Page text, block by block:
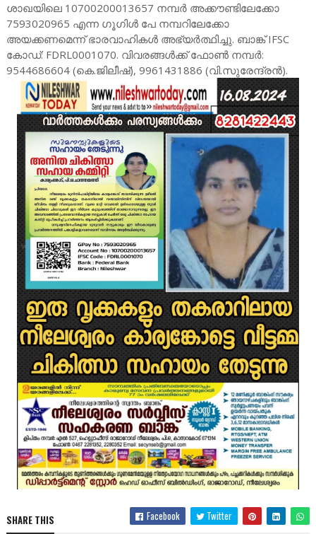
ശാഖയിലെ 10700200013657 നമ്പർ അക്കൗണ്ടിലേക്കോ
7593020965 എന്ന ഗൂഗിൾ പേ നമ്പറിലേക്കോ
അയക്കണമെന്ന് ഭാരവാഹികൾ അഭ്യർത്ഥിച്ചു. ബാങ്ക് IFSC
കോഡ്: FDRL0001070. വിവരങ്ങൾക്ക് ഫോൺ നമ്പർ:
9544686604 (കെ.ജിലീഷ്), 9961431886 (വി.സുരേന്ദ്രൻ).
SHARE THIS Facebook Twitter